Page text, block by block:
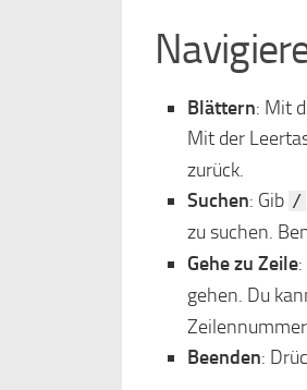
Blättern: Mit
Mit der
zurück.
Suchen: Gib /
zu suchen.
Gehe zu Zeile
gehen. Du
Beenden: